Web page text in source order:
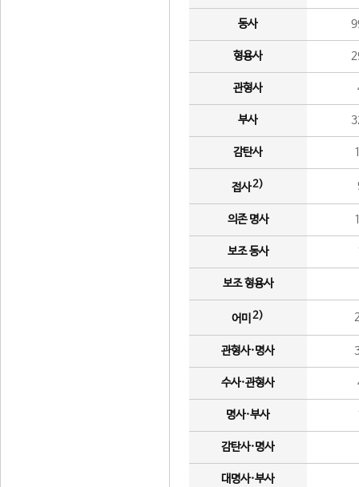
동사
형용사
관형사
부사
감탄사
접사2)
의존 명사
보조 동사
보조 형용사
어미 2)
관형사·명사
수사·관형사
명사·부사
감탄사·명사
대명사·부사